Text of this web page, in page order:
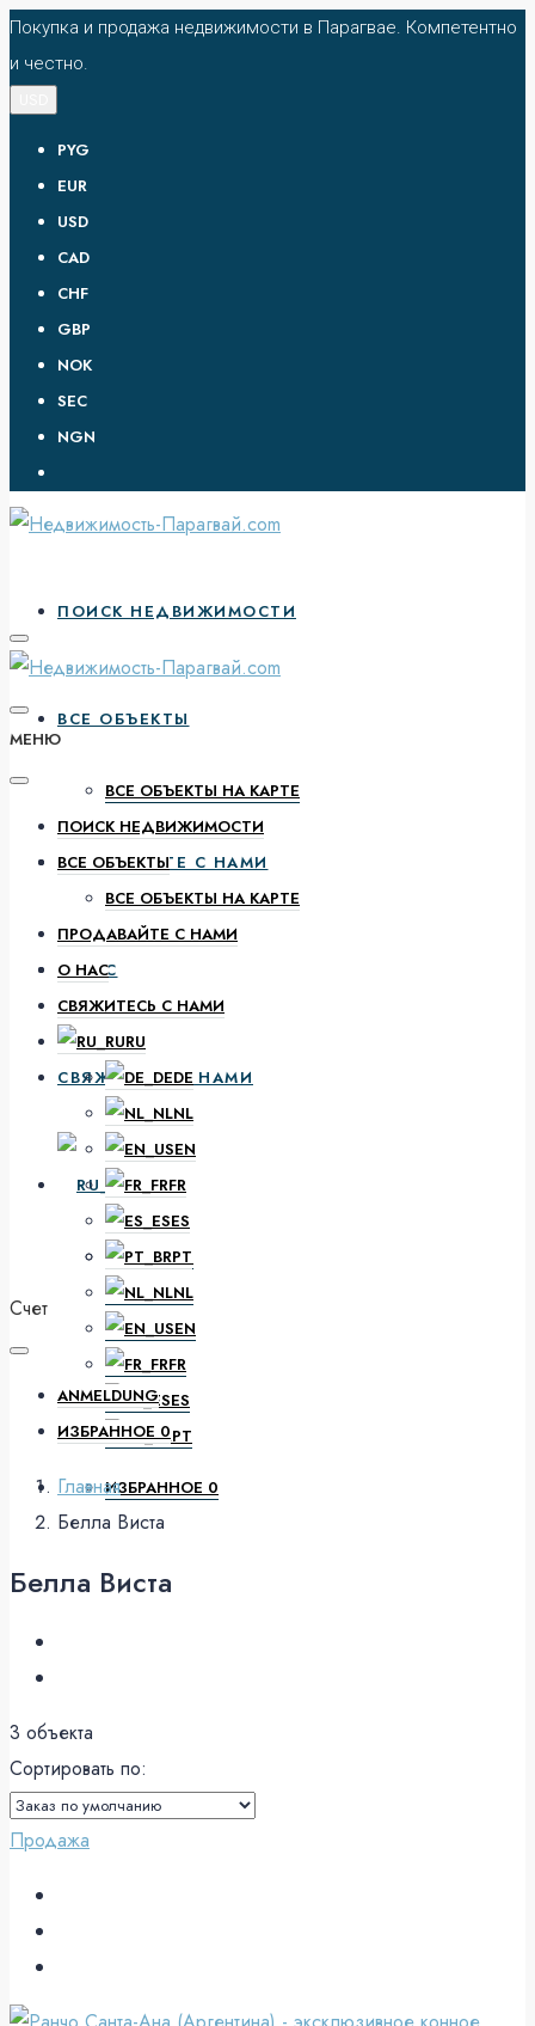
Покупка и продажа недвижимости в Парагвае. Компетентно
и честно.
PYG
EUR
USD
CAD
CHF
GBP
NOK
SEC
NGN
ПОИСК НЕДВИЖИМОСТИ
ВСЕ ОБЪЕКТЫ
ВСЕ ОБЪЕКТЫ НА КАРТЕ
ПРОДАВАЙТЕ С НАМИ
О НАС
СВЯЖИТЕСЬ С НАМИ
RU
DE
NL
EN
FR
ES
PT
ИЗБРАННОЕ 0
МЕНЮ
ПОИСК НЕДВИЖИМОСТИ
ВСЕ ОБЪЕКТЫ
ВСЕ ОБЪЕКТЫ НА КАРТЕ
ПРОДАВАЙТЕ С НАМИ
О НАС
СВЯЖИТЕСЬ С НАМИ
RU
DE
NL
EN
FR
ES
PT
Счет
ANMELDUNG
ИЗБРАННОЕ 0
Главная
Белла Виста
Белла Виста
3 объекта
Сортировать по:
Продажа